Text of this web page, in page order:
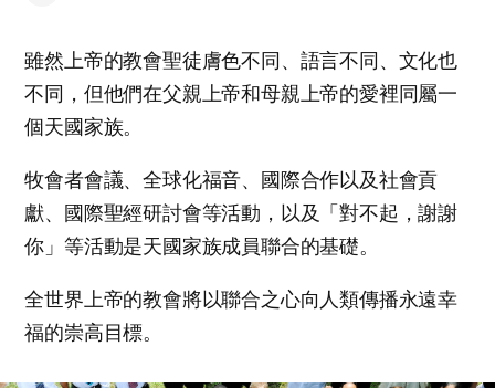
雖然上帝的教會聖徒膚色不同、語言不同、文化也
不同，但他們在父親上帝和母親上帝的愛裡同屬一
個天國家族。
牧會者會議、全球化福音、國際合作以及社會貢
獻、國際聖經研討會等活動，以及「對不起，謝謝
你」等活動是天國家族成員聯合的基礎。
全世界上帝的教會將以聯合之心向人類傳播永遠幸
福的崇高目標。